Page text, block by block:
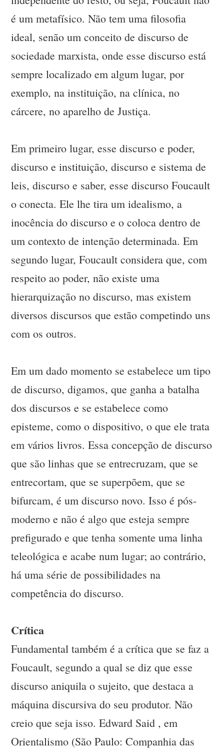
é um metafísico. Não tem uma filosofia
ideal, senão um conceito de discurso de
sociedade marxista, onde esse discurso está
sempre localizado em algum lugar, por
exemplo, na instituição, na clínica, no
cárcere, no aparelho de Justiça.
Em primeiro lugar, esse discurso e poder,
discurso e instituição, discurso e sistema de
leis, discurso e saber, esse discurso Foucault
o conecta. Ele lhe tira um idealismo, a
inocência do discurso e o coloca dentro de
um contexto de intenção determinada. Em
segundo lugar, Foucault considera que, com
respeito ao poder, não existe uma
hierarquização no discurso, mas existem
diversos discursos que estão competindo uns
com os outros.
Em um dado momento se estabelece um tipo
de discurso, digamos, que ganha a batalha
dos discursos e se estabelece como
episteme, como o dispositivo, o que ele trata
em vários livros. Essa concepção de discurso
que são linhas que se entrecruzam, que se
entrecortam, que se superpõem, que se
bifurcam, é um discurso novo. Isso é pós-
moderno e não é algo que esteja sempre
prefigurado e que tenha somente uma linha
teleológica e acabe num lugar; ao contrário,
há uma série de possibilidades na
competência do discurso.
Crítica
Fundamental também é a crítica que se faz a
Foucault, segundo a qual se diz que esse
discurso aniquila o sujeito, que destaca a
máquina discursiva do seu produtor. Não
creio que seja isso. Edward Said , em
Orientalismo (São Paulo: Companhia das